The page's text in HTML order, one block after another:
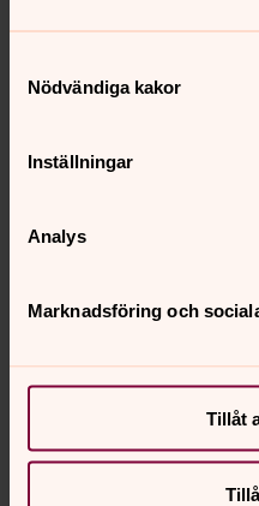
Nödvändiga kakor
Inställningar
Analys
Marknadsföring och
Tillåt
Stentvättning, stor sten
Skicka
Synpunkter eller